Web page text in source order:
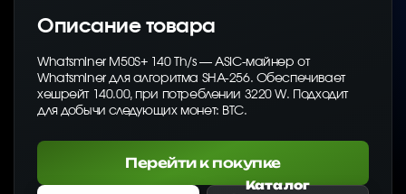
Описание товара
Whatsminer M50S+ 140 Th/s — ASIC-майнер от
Whatsminer для алгоритма SHA-256. Обеспечивает
хешрейт 140.00, при потреблении 3220 W. Подходит
для добычи следующих монет: BTC.
Перейти к покупке
Каталог